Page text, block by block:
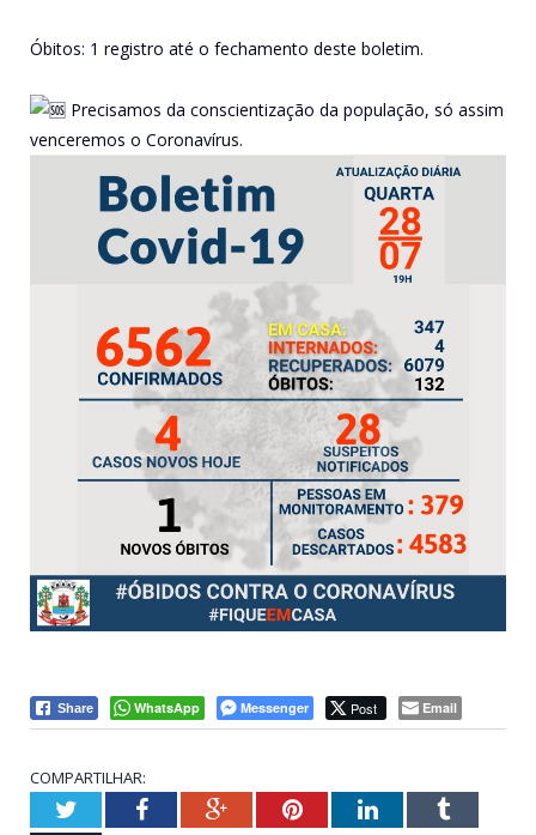
Óbitos: 1 registro até o fechamento deste boletim.
Precisamos da conscientização da população, só assim
venceremos o Coronavírus.
Share WhatsApp Messenger Post Email
COMPARTILHAR:
TwitterFacebookGoogle+PinterestLinkedInTumblr